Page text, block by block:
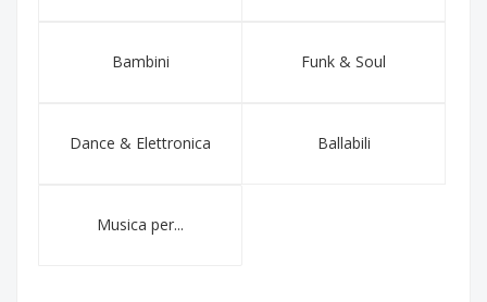
Bambini Funk & Soul
Dance & Elettronica Ballabili
Musica per...